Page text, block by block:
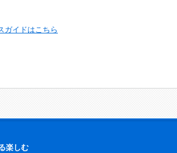
ガイドはこちら
楽しむ